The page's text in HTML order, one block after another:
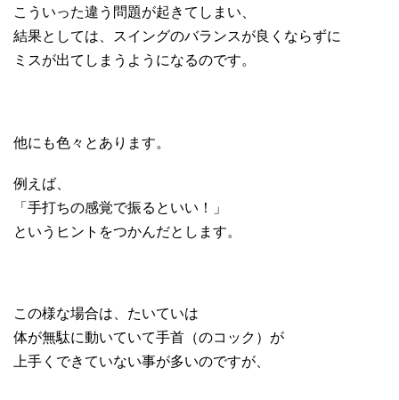
こういった違う問題が起きてしまい、
結果としては、スイングのバランスが良くならずに
ミスが出てしまうようになるのです。
他にも色々とあります。
例えば、
「手打ちの感覚で振るといい！」
というヒントをつかんだとします。
この様な場合は、たいていは
体が無駄に動いていて手首（のコック）が
上手くできていない事が多いのですが、